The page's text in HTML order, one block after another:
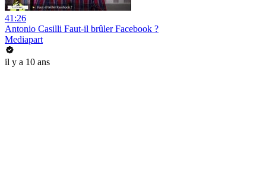
41:26
Antonio Casilli Faut-il brûler Facebook ?
Mediapart
il y a 10 ans